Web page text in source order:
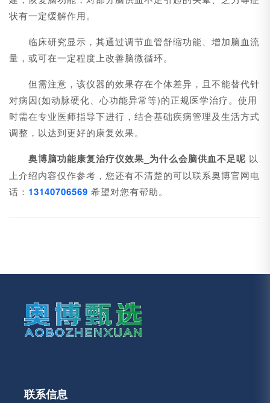
状有一定缓解作用。
临床研究显示，其通过调节血管舒缩功能、增加脑血流
量，或可在一定程度上改善脑微循环。
但需注意，该仪器的效果存在个体差异，且不能替代针
对病因(如动脉硬化、心功能异常等)的正规医学治疗。使用
时需在专业医师指导下进行，结合基础疾病管理及生活方式
调整，以达到更好的康复效果。
奥博脑功能康复治疗仪效果_为什么会脑供血不足呢 以
上介绍内容仅作参考，您还有不清楚的可以联系奥博官网电
话： 13140706569 希望对您有帮助。
联系信息